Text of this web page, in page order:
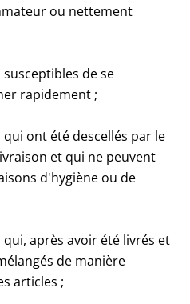
ou nettement
de se
rapidement ;
ont été descellés par le
et qui ne peuvent
d'hygiène ou de
après avoir été livrés et
de manière
articles ;